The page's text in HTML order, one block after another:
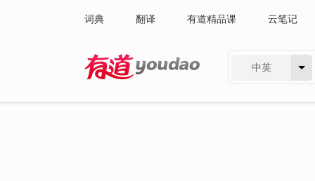
词典 翻译 有道精品课 云笔记
中英